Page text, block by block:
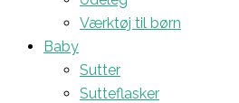
Værktøj til børn
Baby
Sutter
Sutteflasker